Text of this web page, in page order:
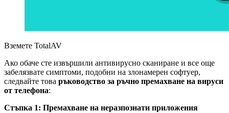
Вземете TotalAV
Ако обаче сте извършили антивирусно сканиране и все още
забелязвате симптоми, подобни на злонамерен софтуер,
следвайте това ръководство за ръчно премахване на вируси
от телефона:
Стъпка 1: Премахване на неразпознати приложения